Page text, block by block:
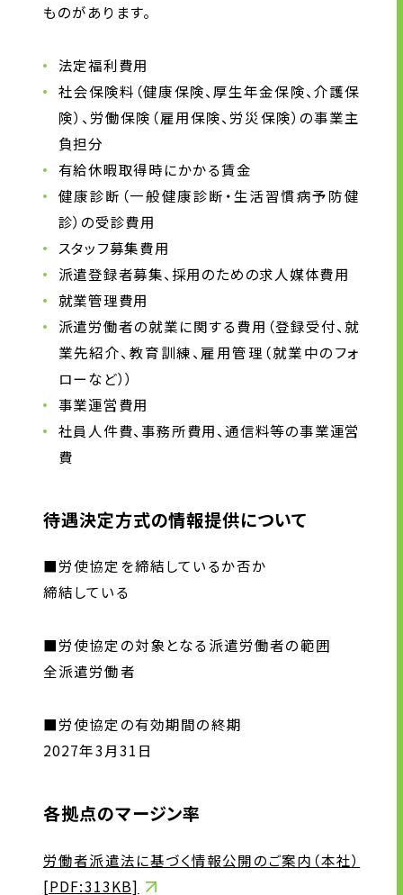
ニュース
グループ企業リンク
サイトのご利用にあたって
顧客情報の取り扱いについて
個人情報保護方針
お問い合わせ
ものがあります。
法定福利費用
社会保険料（健康保険、厚生年金保険、介護保
険）、労働保険（雇用保険、労災保険）の事業主
負担分
有給休暇取得時にかかる賃金
健康診断（一般健康診断・生活習慣病予防健
診）の受診費用
スタッフ募集費用
派遣登録者募集、採用のための求人媒体費用
就業管理費用
派遣労働者の就業に関する費用（登録受付、就
業先紹介、教育訓練、雇用管理（就業中のフォ
ローなど））
事業運営費用
社員人件費、事務所費用、通信料等の事業運営
費
待遇決定方式の情報提供について
■労使協定を締結しているか否か
締結している
■労使協定の対象となる派遣労働者の範囲
全派遣労働者
■労使協定の有効期間の終期
2027年3月31日
各拠点のマージン率
労働者派遣法に基づく情報公開のご案内（本社）
[PDF:313KB]